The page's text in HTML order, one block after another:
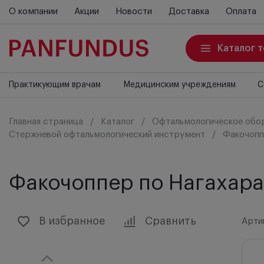
О компании Акции Новости Доставка Оплата
Каталог
Практикующим врачам Медицинским учреждениям
Главная страница Каталог
Офтальмологическое
Стержневой офтальмологический инструмент
Факочоппер по
В избранное Сравнить